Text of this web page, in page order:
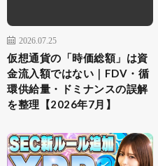
2026.07.25
仮想通貨の「時価総額」は資
金流入額ではない｜FDV・循
環供給量・ドミナンスの誤解
を整理【2026年7月】